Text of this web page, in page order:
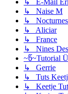
↳ Naise M
↳ Nocturnes
↳ Aliciar
↳ France
↳ Nines
~წ~Tutorial
↳ Gerrie
↳ Tuts
↳ Keetje